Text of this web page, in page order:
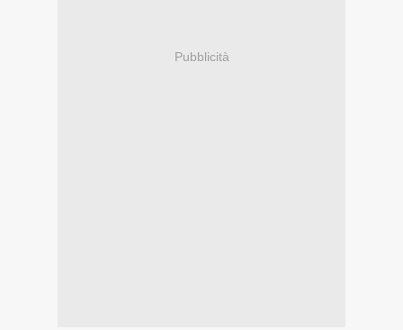
Pubblicità